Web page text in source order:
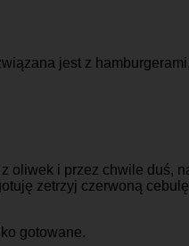
jest z
oliwek i przez chwile duś,
zetrzyj czerwoną
gotowane.